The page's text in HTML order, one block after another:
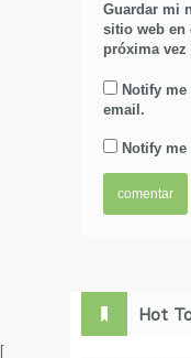
Guardar mi
sitio web en
próxima vez
Notify
email.
Notify
Hot
[